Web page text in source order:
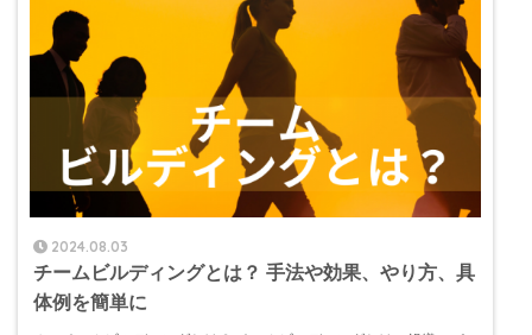
2024.08.03
チームビルディングとは？ 手法や効果、やり方、具
体例を簡単に